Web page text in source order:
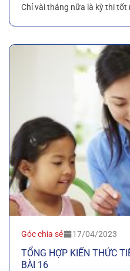
Chỉ vài tháng nữa là kỳ thi tốt
Góc chia sẻ 17/04/2023
TỔNG HỢP KIẾN THỨC
BÀI 16